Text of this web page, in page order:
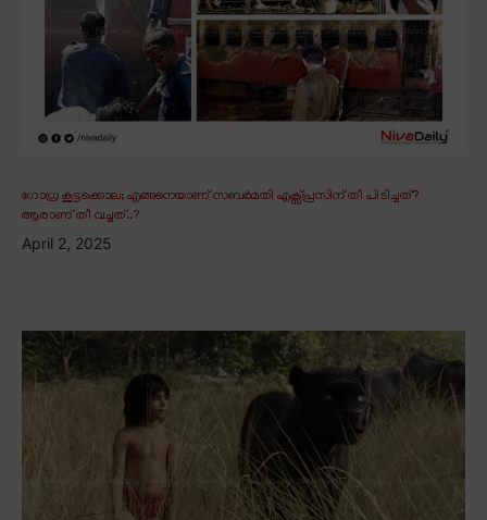
ഗോധ്ര കൂട്ടക്കൊല; എങ്ങനെയാണ് സബർമതി എക്സ്പ്രസിന് തീ പിടിച്ചത്?
ആരാണ് തീ വച്ചത്..?
April 2, 2025